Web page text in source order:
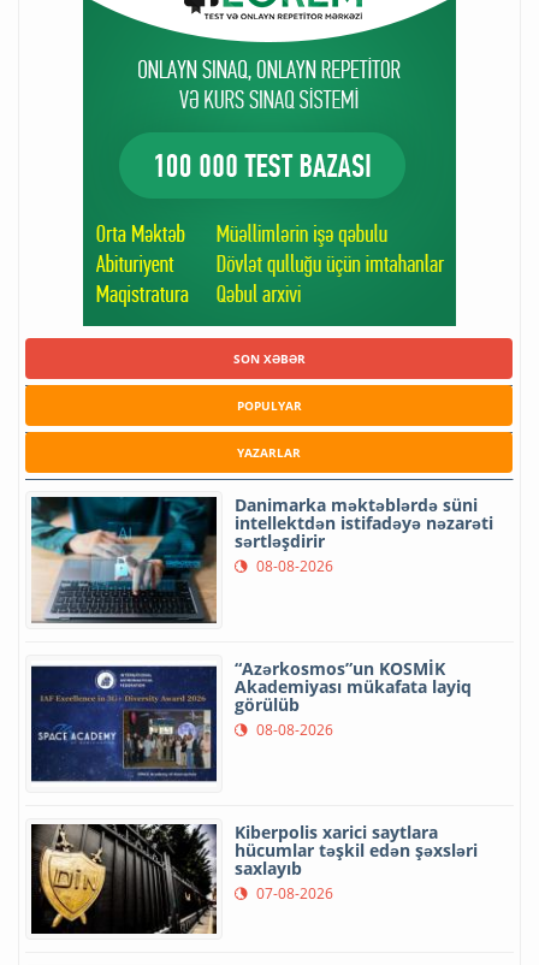
SON XƏBƏR
POPULYAR
YAZARLAR
Danimarka məktəblərdə süni
intellektdən istifadəyə nəzarəti
sərtləşdirir
08-08-2026
“Azərkosmos”un KOSMİK
Akademiyası mükafata layiq
görülüb
08-08-2026
Kiberpolis xarici saytlara
hücumlar təşkil edən şəxsləri
saxlayıb
07-08-2026